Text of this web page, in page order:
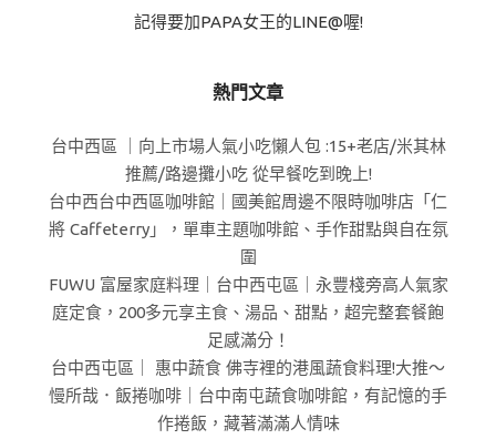
記得要加PAPA女王的LINE@喔!
熱門文章
台中西區 ｜向上市場人氣小吃懶人包 :15+老店/米其林
推薦/路邊攤小吃 從早餐吃到晚上!
台中西台中西區咖啡館｜國美館周邊不限時咖啡店「仁
將 Caffeterry」，單車主題咖啡館、手作甜點與自在氛
圍
FUWU 富屋家庭料理｜台中西屯區｜永豐棧旁高人氣家
庭定食，200多元享主食、湯品、甜點，超完整套餐飽
足感滿分！
台中西屯區｜ 惠中蔬食 佛寺裡的港風蔬食料理!大推～
慢所哉．飯捲咖啡｜台中南屯蔬食咖啡館，有記憶的手
作捲飯，藏著滿滿人情味